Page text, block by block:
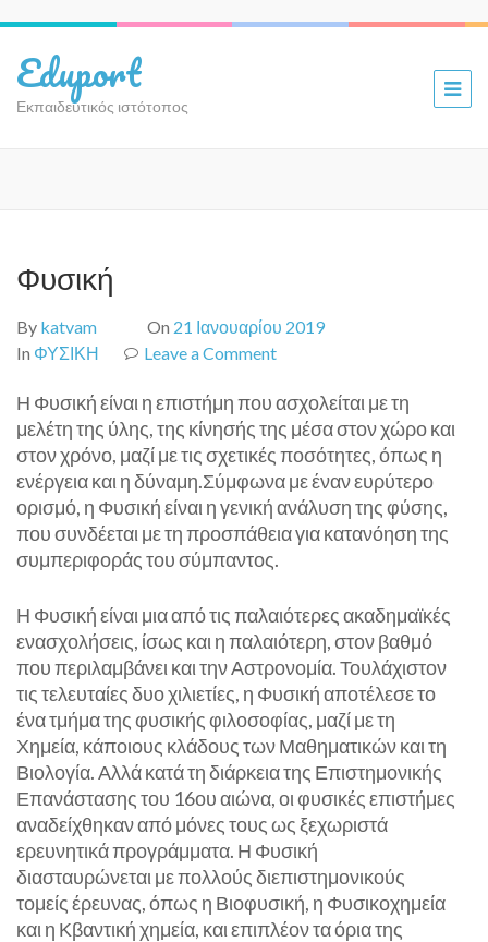
Eduport
Εκπαιδευτικός ιστότοπος
Φυσική
By katvam On 21 Ιανουαρίου 2019
In ΦΥΣΙΚΗ Leave a Comment
Η Φυσική είναι η επιστήμη που ασχολείται με τη
μελέτη της ύλης, της κίνησής της μέσα στον χώρο και
στον χρόνο, μαζί με τις σχετικές ποσότητες, όπως η
ενέργεια και η δύναμη.Σύμφωνα με έναν ευρύτερο
ορισμό, η Φυσική είναι η γενική ανάλυση της φύσης,
που συνδέεται με τη προσπάθεια για κατανόηση της
συμπεριφοράς του σύμπαντος.
Η Φυσική είναι μια από τις παλαιότερες ακαδημαϊκές
ενασχολήσεις, ίσως και η παλαιότερη, στον βαθμό
που περιλαμβάνει και την Αστρονομία. Τουλάχιστον
τις τελευταίες δυο χιλιετίες, η Φυσική αποτέλεσε το
ένα τμήμα της φυσικής φιλοσοφίας, μαζί με τη
Χημεία, κάποιους κλάδους των Μαθηματικών και τη
Βιολογία. Αλλά κατά τη διάρκεια της Επιστημονικής
Επανάστασης του 16ου αιώνα, οι φυσικές επιστήμες
αναδείχθηκαν από μόνες τους ως ξεχωριστά
ερευνητικά προγράμματα. Η Φυσική
διασταυρώνεται με πολλούς διεπιστημονικούς
τομείς έρευνας, όπως η Βιοφυσική, η Φυσικοχημεία
και η Κβαντική χημεία, και επιπλέον τα όρια της